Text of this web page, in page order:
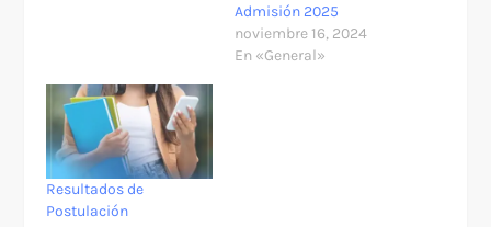
Admisión 2025
noviembre 16, 2024
En «General»
Resultados de
Postulación